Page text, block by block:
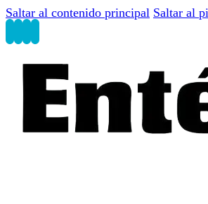
Saltar al contenido principal Saltar al